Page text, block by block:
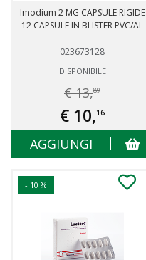
Imodium 2 MG CAPSULE RIGIDE
12 CAPSULE IN BLISTER PVC/AL
023673128
DISPONIBILE
€ 13,89
€ 10,16
AGGIUNGI
- 10 %